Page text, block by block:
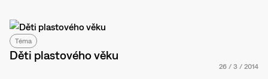
Téma
Děti plastového věku
26 / 3 / 2014